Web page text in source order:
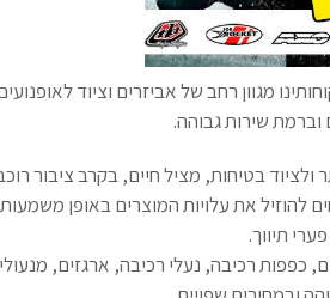
מגוון רחב של אביזרים וציוד
שירות גבוהה.
בטיחות, מציל חיים, בקרב ציבור
להוזיל את עלויות המוצרים באופן
תיווך.
כפפות רכיבה, נעלי רכיבה, ארגזים,